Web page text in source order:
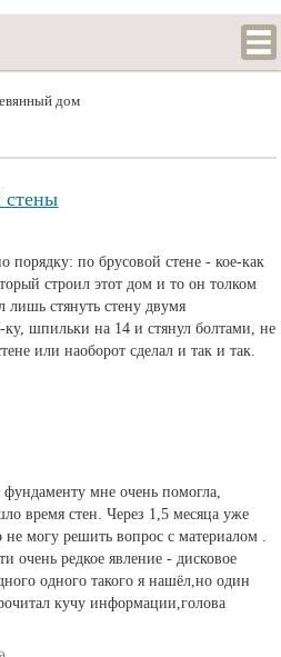
дом
стены
порядку: по брусовой стене - кое-как
строил этот дом и то он толком
лишь стянуть стену двумя
шпильки на 14 и стянул болтами, не
или наоборот сделал и так и так.
мне очень помогла,
время стен. Через 1,5 месяца уже
не могу решить вопрос с материалом .
очень редкое явление - дисковое
одного такого я нашёл,но один
кучу информации,голова